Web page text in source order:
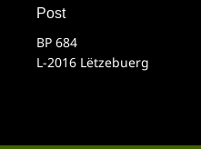
Post
BP 684
L-2016 Lëtzebuerg